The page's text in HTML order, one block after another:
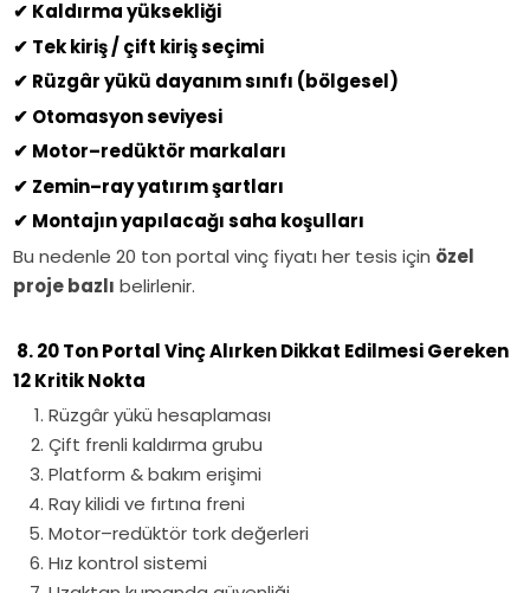
✔ Kaldırma yüksekliği
✔ Tek kiriş / çift kiriş seçimi
✔ Rüzgâr yükü dayanım sınıfı (bölgesel)
✔ Otomasyon seviyesi
✔ Motor–redüktör markaları
✔ Zemin–ray yatırım şartları
✔ Montajın yapılacağı saha koşulları
Bu nedenle 20 ton portal vinç fiyatı her tesis için özel
proje bazlı belirlenir.
8. 20 Ton Portal Vinç Alırken Dikkat Edilmesi Gereken
12 Kritik Nokta
Rüzgâr yükü hesaplaması
Çift frenli kaldırma grubu
Platform & bakım erişimi
Ray kilidi ve fırtına freni
Motor–redüktör tork değerleri
Hız kontrol sistemi